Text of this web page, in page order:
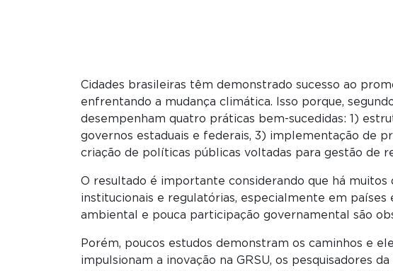
Cidades brasileiras têm demonstrado sucesso ao
enfrentando a mudança climática. Isso porque,
desempenham quatro práticas bem-sucedidas: 1)
governos estaduais e federais, 3) implementação de
criação de políticas públicas voltadas para gestão de
O resultado é importante considerando que há muitos
institucionais e regulatórias, especialmente em
ambiental e pouca participação governamental são
Porém, poucos estudos demonstram os caminhos e
impulsionam a inovação na GRSU, os pesquisadores